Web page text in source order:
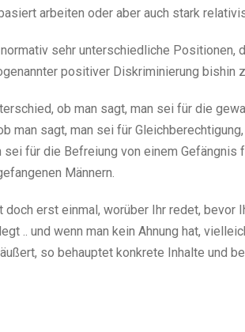
arbeiten oder aber auch stark
sehr unterschiedliche
positiver Diskriminierung bishin
ob man sagt, man sei für die
man sagt, man sei für
sei für die Befreiung von einem Gefängnis
Männern.
doch erst einmal, worüber Ihr redet,
.. und wenn man kein Ahnung hat,
so behauptet konkrete Inhalte und